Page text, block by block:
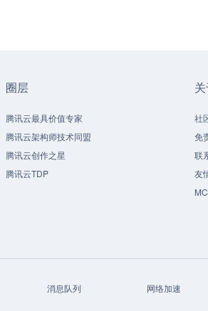
圈层
腾讯云最具价值专家
腾讯云架构师技术同盟
腾讯云创作之星
腾讯云TDP
社
免
联
友
消息队列
网络加速